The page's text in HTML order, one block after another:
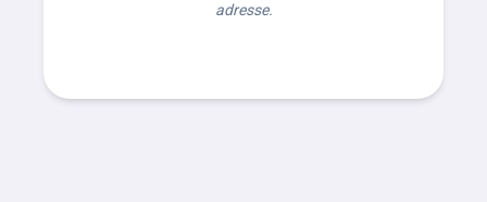
adresse.